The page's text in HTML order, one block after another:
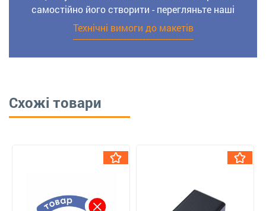
самостійно його створити - перегляньте наші
Технічні вимоги до макетів
Схожі товари